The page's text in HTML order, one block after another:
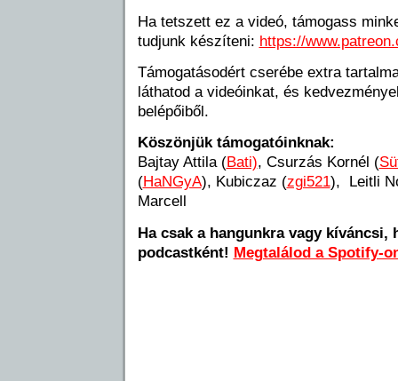
Ha tetszett ez a videó, támogass
tudjunk készíteni: https://
Támogatásodért cserébe extra
láthatod a videóinkat, és
belépőiből.
Köszönjük támogatóinknak:
Bajtay Attila (Bati), Csurzás Kornél (
(HaNGyA), Kubiczaz (zgi521), Leitli
Marcell
Ha csak a hangunkra vagy kíváncsi,
podcastként! Megtalálod a Spotify-